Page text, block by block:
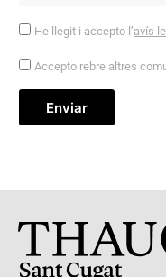
He llegit i accepto l’avís
Accepto rebre altres
Enviar